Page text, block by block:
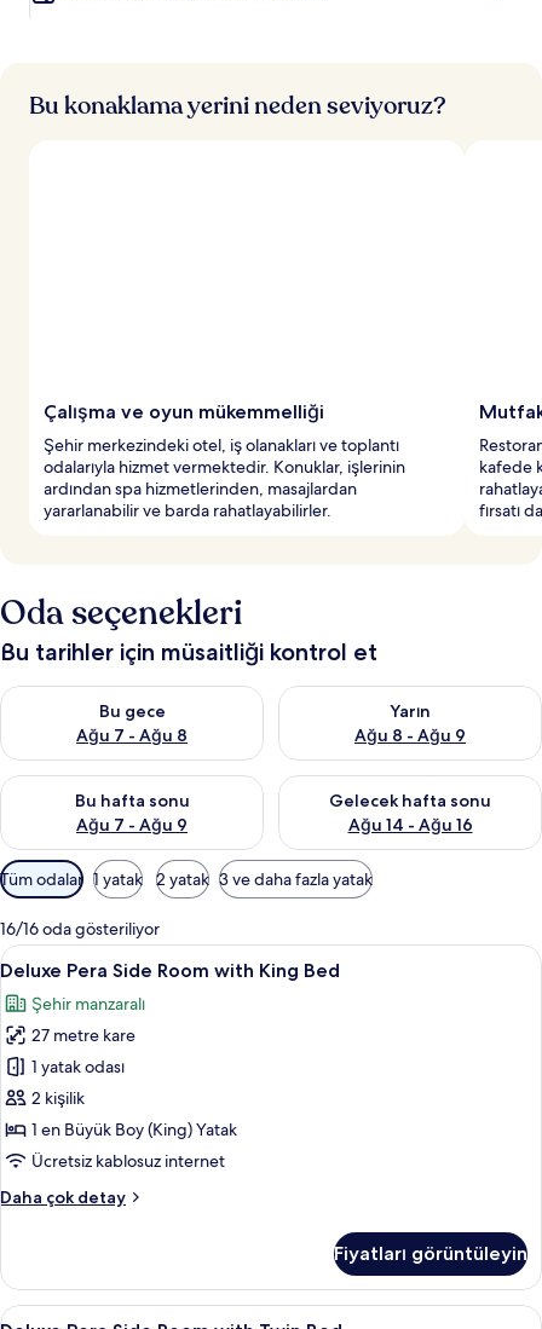
k
e
r
Bu konaklama yerini neden seviyoruz?
Çalışma ve oyun mükemmelliği
Şehir merkezindeki otel, iş olanakları ve toplantı
odalarıyla hizmet vermektedir. Konuklar, işlerinin
ardından spa hizmetlerinden, masajlardan
yararlanabilir ve barda rahatlayabilirler.
kafede
fırsatı
Oda seçenekleri
Bu tarihler için müsaitliği kontrol et
Bu gece
Ağu 7 - Ağu 8
Bu gece için müsaitliği kontrol et Ağu 7 - Ağu 8
Yarın
Ağu 8 - Ağu 9
Yarın için müsaitliği kontrol
Bu hafta sonu
Ağu 7 - Ağu 9
Bu hafta sonu için müsaitliği kontrol et Ağu 7 - Ağu 9
Gelecek hafta sonu
Ağu 14 - Ağu 16
Önümüzdeki hafta sonu için
Odalar
için
mevcut
filtreler
Tüm odalar 1 yatak 2 yatak 3 ve daha fazla yatak
16/16 oda gösteriliyor
Deluxe
Pera
Side
Room
with
King
Bed
için
fotoğrafları
Anti alerjik yatak takımı, minibar,
5
Deluxe Pera Side Room with King Bed
Şehir manzaralı
27 metre kare
1 yatak odası
2 kişilik
1 en Büyük Boy (King) Yatak
Ücretsiz kablosuz internet
Daha çok detay
Deluxe
with
King
Fiyatları görüntüleyin
Deluxe
Anti alerjik yatak takımı, minibar,